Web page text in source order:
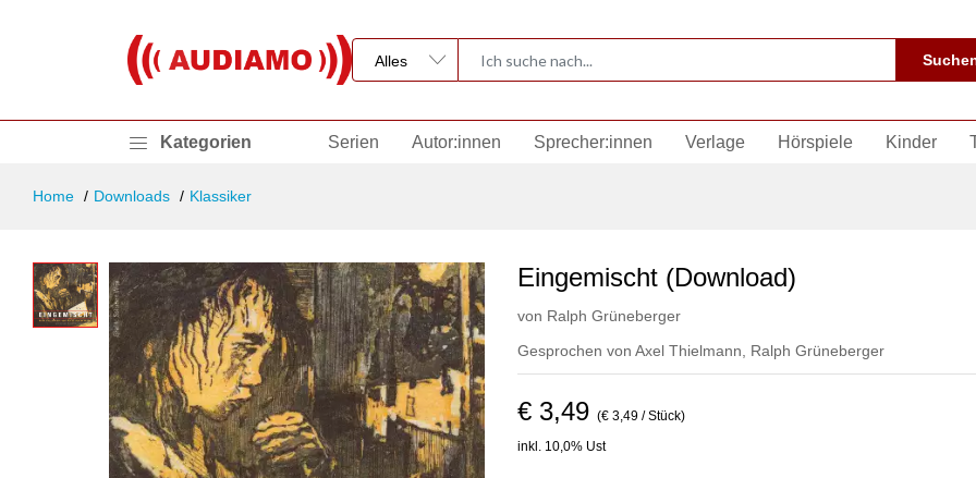
Kategorien Serien Autor:innen Sprecher:innen Verlage Hörspiele Kinder
Home Downloads Klassiker
Eingemischt (Download)
von Ralph Grüneberger
Gesprochen von Axel Thielmann Ralph Grüneberger
€ 3,49 (€ 3,49 / Stück)
inkl. 10,0% Ust